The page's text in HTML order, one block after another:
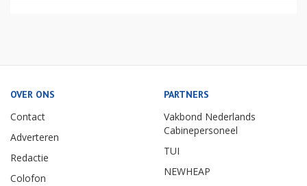
OVER ONS
Contact
Adverteren
Redactie
Colofon
PARTNERS
Vakbond Nederlands
Cabinepersoneel
TUI
NEWHEAP